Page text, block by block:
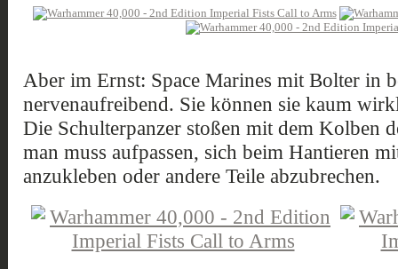
Aber im Ernst: Space Marines mit Bolter in
nervenaufreibend. Sie können sie kaum
Die Schulterpanzer stoßen mit dem Kolben
man muss aufpassen, sich beim Hantieren
anzukleben oder andere Teile abzubrechen.